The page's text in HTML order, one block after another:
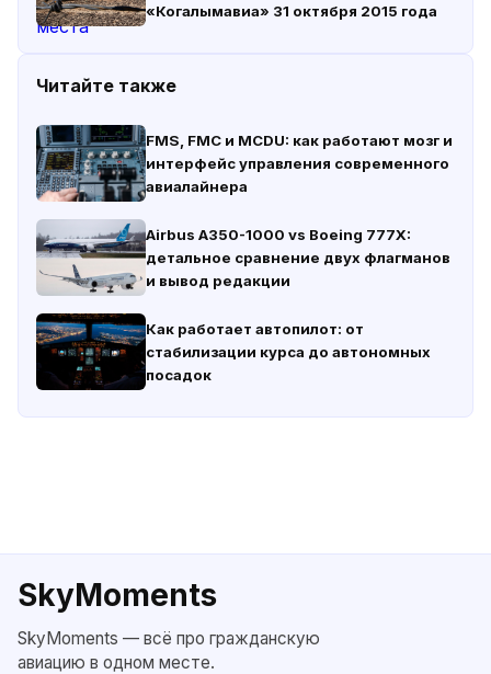
«Когалымавиа» 31 октября 2015 года
Читайте также
FMS, FMC и MCDU: как работают мозг и
интерфейс управления современного
авиалайнера
Airbus A350-1000 vs Boeing 777X:
детальное сравнение двух флагманов
и вывод редакции
Как работает автопилот: от
стабилизации курса до автономных
посадок
SkyMoments
SkyMoments — всё про гражданскую
авиацию в одном месте.